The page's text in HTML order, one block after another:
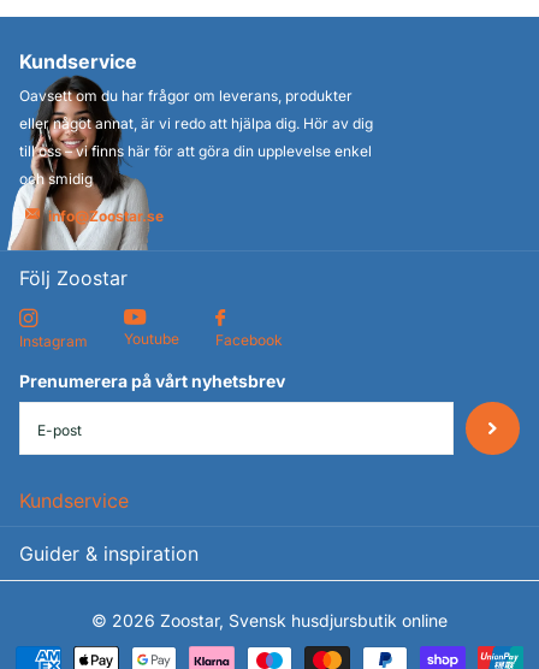
Följ Zoostar
Instagram Youtube Facebook
Prenumerera på vårt nyhetsbrev
Kundservice
Oavsett om du har frågor om leverans, produkter
eller något annat, är vi redo att hjälpa dig. Hör av dig
till oss – vi finns här för att göra din upplevelse enkel
och smidig
info@Zoostar.se
Kundservice
Guider & inspiration
© 2026 Zoostar, Svensk husdjursbutik online